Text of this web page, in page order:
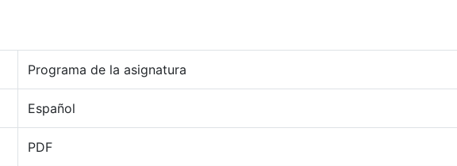
Programa de la asignatura
Español
PDF